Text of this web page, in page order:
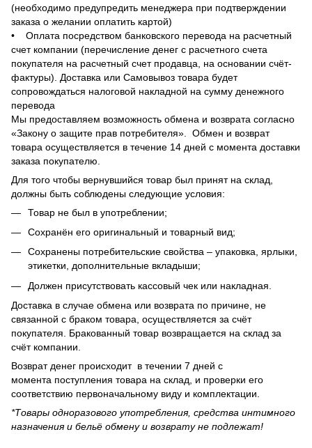
(необходимо предупредить менеджера при подтверждении
заказа о желании оплатить картой)
• Оплата посредством банковского перевода на расчетный
счет компании (перечисление денег с расчетного счета
покупателя на расчетный счет продавца, на основании счёт-
фактуры). Доставка или Самовывоз товара будет
сопровождаться налоговой накладной на сумму денежного
перевода
Мы предоставляем возможность обмена и возврата согласно
«Закону о защите прав потребителя». Обмен и возврат
товара осуществляется в течение 14 дней с момента доставки
заказа покупателю.
Для того чтобы вернувшийся товар был принят на склад,
должны быть соблюдены следующие условия:
Товар не был в употреблении;
Сохранён его оригинальный и товарный вид;
Сохранены потребительские свойства – упаковка, ярлыки,
этикетки, дополнительные вкладыши;
Должен присутствовать кассовый чек или накладная.
Доставка в случае обмена или возврата по причине, не
связанной с браком товара, осуществляется за счёт
покупателя. Бракованный товар возвращается на склад за
счёт компании.
Возврат денег происходит в течении 7 дней с
момента поступления товара на склад, и проверки его
соответствию первоначальному виду и комплектации.
*Товары одноразового употребления, средства интимного
назначения и бельё обмену и возврату не подлежат!